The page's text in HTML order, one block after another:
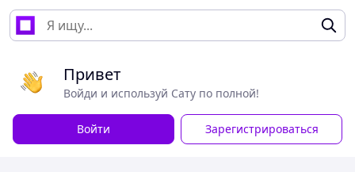
Привет
Войди и используй Сату по полной!
Войти Зарегистрироваться